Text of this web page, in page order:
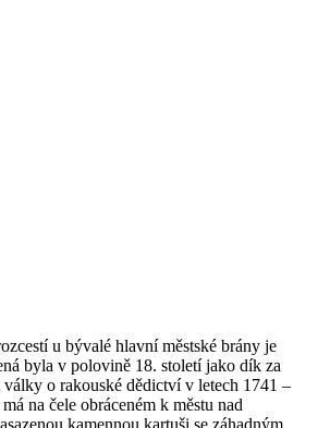
u bývalé hlavní městské brány je
byla v polovině 18. století jako dík za
války o rakouské dědictví v letech 1741 –
na čele obráceném k městu nad